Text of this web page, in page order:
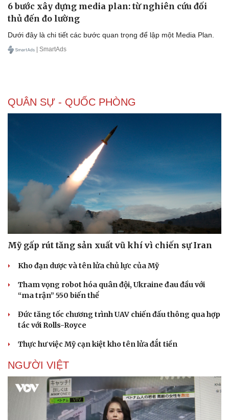
6 bước xây dựng media plan: từ nghiên cứu đối
thủ đến đo lường
Dưới đây là chi tiết các bước quan trọng để lập một Media Plan.
| SmartAds
QUÂN SỰ - QUỐC PHÒNG
Mỹ gấp rút tăng sản xuất vũ khí vì chiến sự Iran
Kho đạn dược và tên lửa chủ lực của Mỹ
Tham vọng robot hóa quân đội, Ukraine đau đầu với
“ma trận” 550 biến thể
Đức tăng tốc chương trình UAV chiến đấu thông qua hợp
tác với Rolls-Royce
Thực hư việc Mỹ cạn kiệt kho tên lửa đắt tiền
NGƯỜI VIỆT